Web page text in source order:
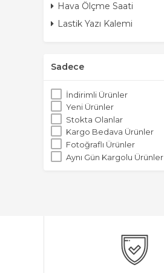
Hava Ölçme Saati
Lastik Yazı Kalemi
Sadece
İndirimli Ürünler
Yeni Ürünler
Stokta Olanlar
Kargo Bedava Ürünler
Fotoğraflı Ürünler
Aynı Gün Kargolu Ürünler